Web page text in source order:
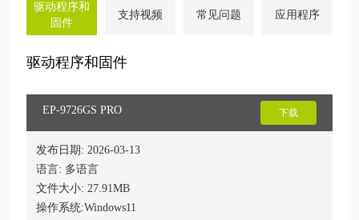
驱动程序和
固件
支持视频 常见问题 应用程序
驱动程序和固件
EP-9726GS PRO 下载
发布日期: 2026-03-13
语言: 多语言
文件大小: 27.91MB
操作系统:Windows11